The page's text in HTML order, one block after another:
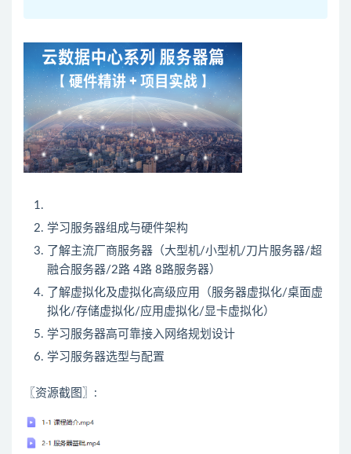
学习服务器组成与硬件架构
了解主流厂商服务器（大型机/小型机/刀片服务器/超
融合服务器/2路 4路 8路服务器）
了解虚拟化及虚拟化高级应用（服务器虚拟化/桌面虚
拟化/存储虚拟化/应用虚拟化/显卡虚拟化）
学习服务器高可靠接入网络规划设计
学习服务器选型与配置
〖资源截图〗: